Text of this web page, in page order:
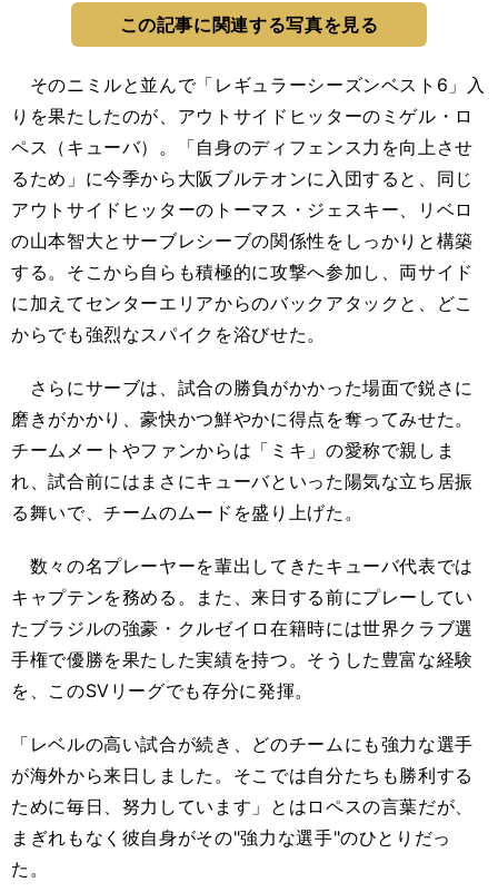
この記事に関連する写真を見る
そのニミルと並んで「レギュラーシーズンベスト6」入
りを果たしたのが、アウトサイドヒッターのミゲル・ロ
ペス（キューバ）。「自身のディフェンス力を向上させ
るため」に今季から大阪ブルテオンに入団すると、同じ
アウトサイドヒッターのトーマス・ジェスキー、リベロ
の山本智大とサーブレシーブの関係性をしっかりと構築
する。そこから自らも積極的に攻撃へ参加し、両サイド
に加えてセンターエリアからのバックアタックと、どこ
からでも強烈なスパイクを浴びせた。
さらにサーブは、試合の勝負がかかった場面で鋭さに
磨きがかかり、豪快かつ鮮やかに得点を奪ってみせた。
チームメートやファンからは「ミキ」の愛称で親しま
れ、試合前にはまさにキューバといった陽気な立ち居振
る舞いで、チームのムードを盛り上げた。
数々の名プレーヤーを輩出してきたキューバ代表では
キャプテンを務める。また、来日する前にプレーしてい
たブラジルの強豪・クルゼイロ在籍時には世界クラブ選
手権で優勝を果たした実績を持つ。そうした豊富な経験
を、このSVリーグでも存分に発揮。
「レベルの高い試合が続き、どのチームにも強力な選手
が海外から来日しました。そこでは自分たちも勝利する
ために毎日、努力しています」とはロペスの言葉だが、
まぎれもなく彼自身がその"強力な選手"のひとりだっ
た。